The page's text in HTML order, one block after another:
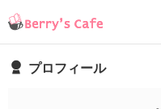
プロフィール